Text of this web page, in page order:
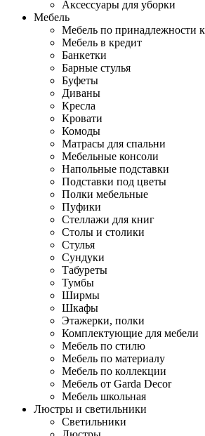
Аксессуары для уборки
Мебель
Мебель по принадлежности
Мебель в кредит
Банкетки
Барные стулья
Буфеты
Диваны
Кресла
Кровати
Комоды
Матрасы для спальни
Мебельные консоли
Напольные подставки
Подставки под цветы
Полки мебельные
Пуфики
Стеллажи для книг
Столы и столики
Стулья
Сундуки
Табуреты
Тумбы
Ширмы
Шкафы
Этажерки, полки
Комплектующие для мебели
Мебель по стилю
Мебель по материалу
Мебель по коллекции
Мебель от Garda Decor
Мебель школьная
Люстры и светильники
Светильники